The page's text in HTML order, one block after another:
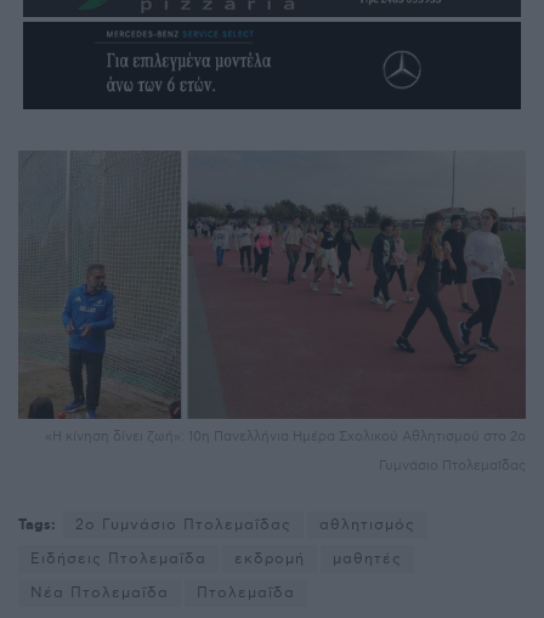
«Η κίνηση δίνει ζωή»: 10η Πανελλήνια Ημέρα Σχολικού Αθλητισμού στο 2ο
Γυμνάσιο Πτολεμαΐδας
Tags: 2ο Γυμνάσιο Πτολεμαΐδας
αθλητισμός
Ειδήσεις Πτολεμαΐδα
εκδρομή
μαθητές
Νέα Πτολεμαΐδα
Πτολεμαΐδα